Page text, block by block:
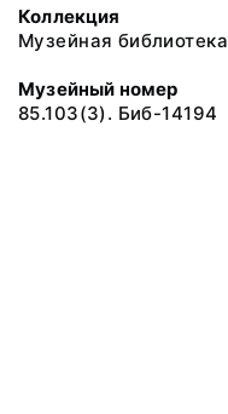
Коллекция
Музейная библиотека
Музейный номер
85.103(3). Биб-14194